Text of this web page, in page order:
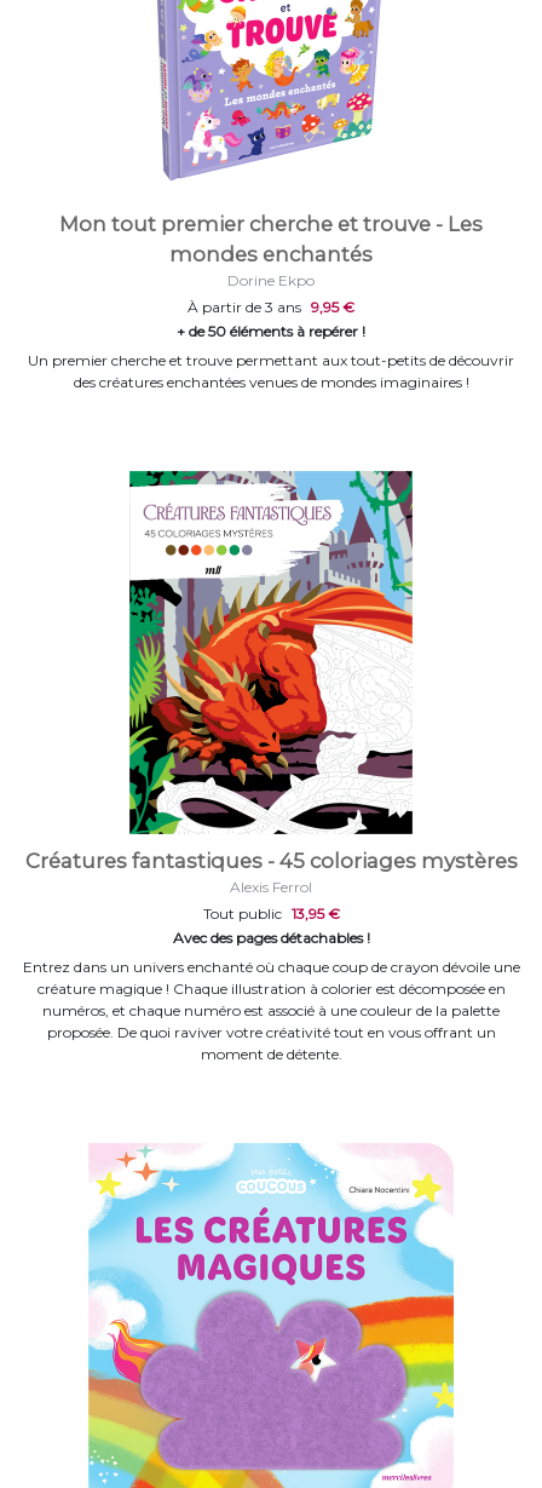
Mon tout premier cherche et trouve - Les
mondes enchantés
Dorine Ekpo
À partir de 3 ans 9,95 €
+ de 50 éléments à repérer !
Un premier cherche et trouve permettant aux tout-petits de découvrir
des créatures enchantées venues de mondes imaginaires !
Créatures fantastiques - 45 coloriages mystères
Alexis Ferrol
Tout public 13,95 €
Avec des pages détachables !
Entrez dans un univers enchanté où chaque coup de crayon dévoile une
créature magique ! Chaque illustration à colorier est décomposée en
numéros, et chaque numéro est associé à une couleur de la palette
proposée. De quoi raviver votre créativité tout en vous offrant un
moment de détente.